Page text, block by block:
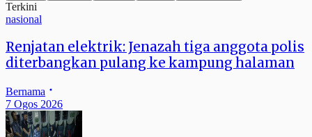
Terkini
nasional
Renjatan elektrik: Jenazah tiga anggota polis
diterbangkan pulang ke kampung halaman
Bernama
7 Ogos 2026